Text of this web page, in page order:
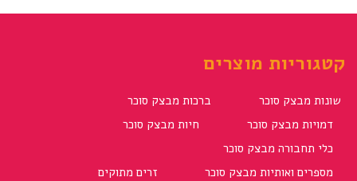
קטגוריות מוצרים
שונות מבצק סוכר
ברכות מבצק סוכר
דמויות מבצק סוכר
חיות מבצק סוכר
כלי תחבורה מבצק סוכר
מספרים ואותיות מבצק סוכר
זרים מתוקים